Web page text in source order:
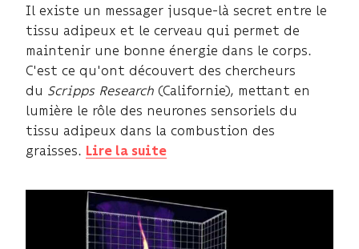
Il existe un messager jusque-là secret entre le
tissu adipeux et le cerveau qui permet de
maintenir une bonne énergie dans le corps.
C'est ce qu'ont découvert des chercheurs
du Scripps Research (Californie), mettant en
lumière le rôle des neurones sensoriels du
tissu adipeux dans la combustion des
graisses. Lire la suite